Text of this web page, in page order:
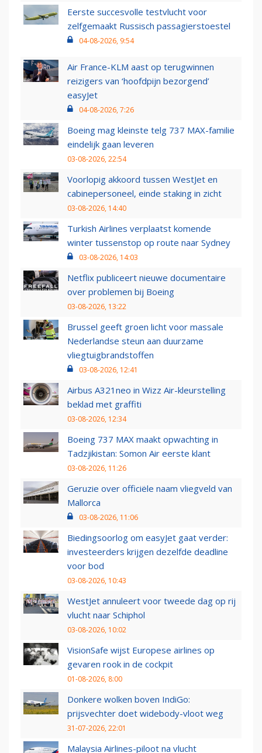
Eerste succesvolle testvlucht voor
zelfgemaakt Russisch passagierstoestel
04-08-2026, 9:54
Air France-KLM aast op terugwinnen
reizigers van ‘hoofdpijn bezorgend’
easyJet
04-08-2026, 7:26
Boeing mag kleinste telg 737 MAX-familie
eindelijk gaan leveren
03-08-2026, 22:54
Voorlopig akkoord tussen WestJet en
cabinepersoneel, einde staking in zicht
03-08-2026, 14:40
Turkish Airlines verplaatst komende
winter tussenstop op route naar Sydney
03-08-2026, 14:03
Netflix publiceert nieuwe documentaire
over problemen bij Boeing
03-08-2026, 13:22
Brussel geeft groen licht voor massale
Nederlandse steun aan duurzame
vliegtuigbrandstoffen
03-08-2026, 12:41
Airbus A321neo in Wizz Air-kleurstelling
beklad met graffiti
03-08-2026, 12:34
Boeing 737 MAX maakt opwachting in
Tadzjikistan: Somon Air eerste klant
03-08-2026, 11:26
Geruzie over officiële naam vliegveld van
Mallorca
03-08-2026, 11:06
Biedingsoorlog om easyJet gaat verder:
investeerders krijgen dezelfde deadline
voor bod
03-08-2026, 10:43
WestJet annuleert voor tweede dag op rij
vlucht naar Schiphol
03-08-2026, 10:02
VisionSafe wijst Europese airlines op
gevaren rook in de cockpit
01-08-2026, 8:00
Donkere wolken boven IndiGo:
prijsvechter doet widebody-vloot weg
31-07-2026, 22:01
Malaysia Airlines-piloot na vlucht